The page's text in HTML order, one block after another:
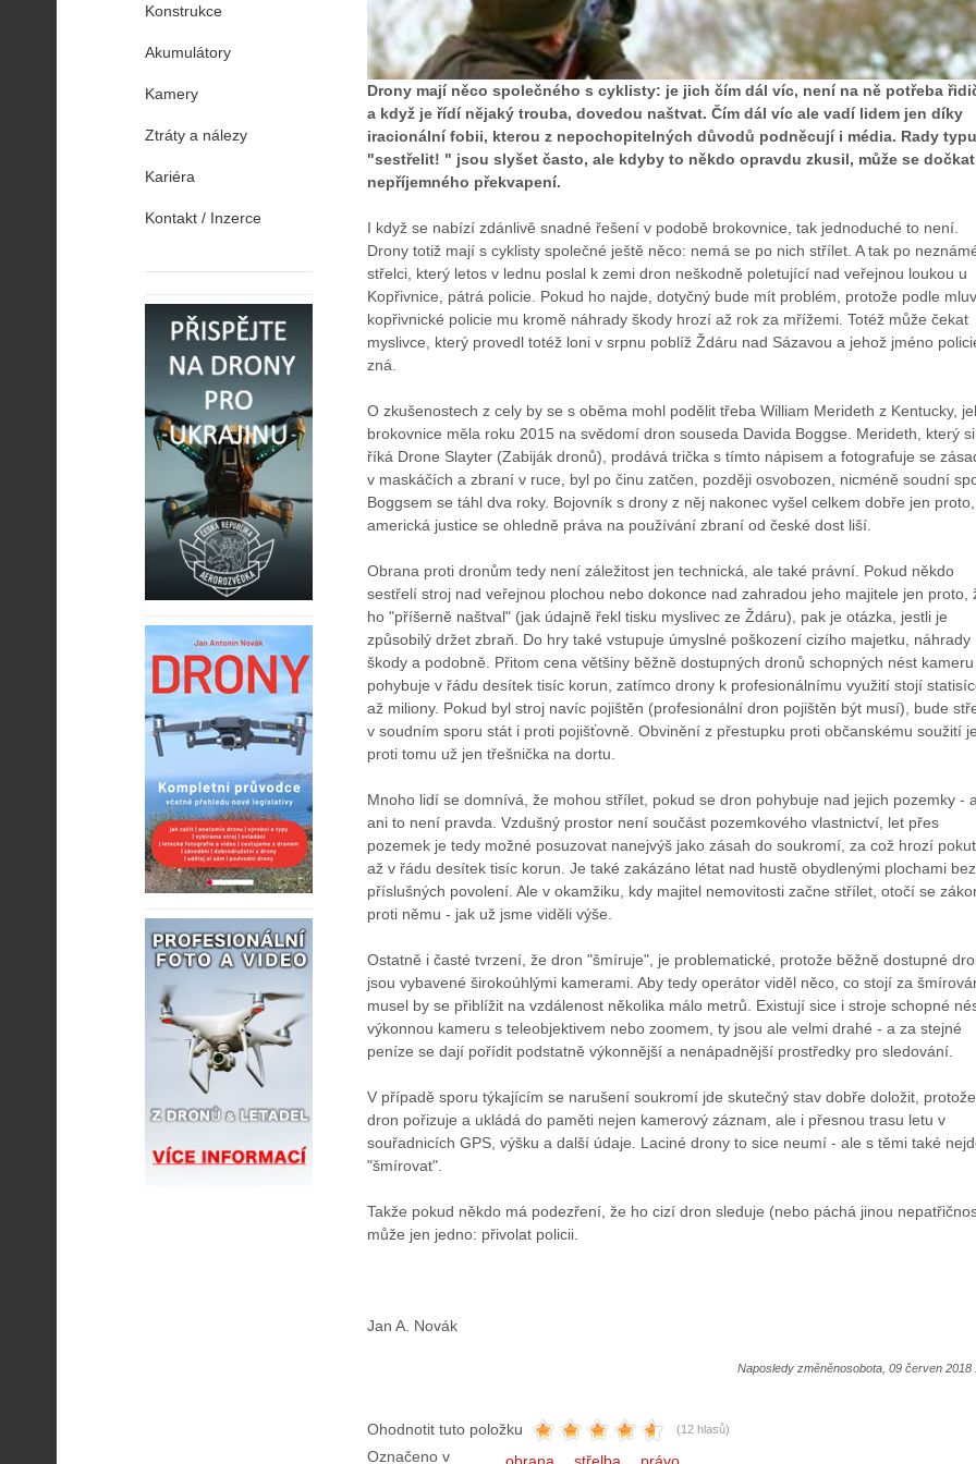
Drony mají něco společného s cyklisty: je jich čím dál víc, není na ně potřeba
a když je řídí nějaký trouba, dovedou naštvat. Čím dál víc ale vadí lidem jen díky
iracionální fobii, kterou z nepochopitelných důvodů podněcují i média. Rady typu
"sestřelit! " jsou slyšet často, ale kdyby to někdo opravdu zkusil, může se dočkat
nepříjemného překvapení.
I když se nabízí zdánlivě snadné řešení v podobě brokovnice, tak jednoduché to není.
Drony totiž mají s cyklisty společné ještě něco: nemá se po nich střílet. A tak po
střelci, který letos v lednu poslal k zemi dron neškodně poletující nad veřejnou loukou u
Kopřivnice, pátrá policie. Pokud ho najde, dotyčný bude mít problém, protože podle
kopřivnické policie mu kromě náhrady škody hrozí až rok za mřížemi. Totéž může čekat
myslivce, který provedl totéž loni v srpnu poblíž Ždáru nad Sázavou a jehož jméno
zná.
O zkušenostech z cely by se s oběma mohl podělit třeba William Merideth z Kentucky,
brokovnice měla roku 2015 na svědomí dron souseda Davida Boggse. Merideth, který si
říká Drone Slayter (Zabiják dronů), prodává trička s tímto nápisem a fotografuje se
v maskáčích a zbraní v ruce, byl po činu zatčen, později osvobozen, nicméně soudní
Boggsem se táhl dva roky. Bojovník s drony z něj nakonec vyšel celkem dobře jen
americká justice se ohledně práva na používání zbraní od české dost liší.
Obrana proti dronům tedy není záležitost jen technická, ale také právní. Pokud někdo
sestřelí stroj nad veřejnou plochou nebo dokonce nad zahradou jeho majitele jen proto,
ho "příšerně naštval" (jak údajně řekl tisku myslivec ze Ždáru), pak je otázka, jestli je
způsobilý držet zbraň. Do hry také vstupuje úmyslné poškození cizího majetku, náhrady
škody a podobně. Přitom cena většiny běžně dostupných dronů schopných nést kameru
pohybuje v řádu desítek tisíc korun, zatímco drony k profesionálnímu využití stojí
až miliony. Pokud byl stroj navíc pojištěn (profesionální dron pojištěn být musí), bude
v soudním sporu stát i proti pojišťovně. Obvinění z přestupku proti občanskému soužití je
proti tomu už jen třešnička na dortu.
Mnoho lidí se domnívá, že mohou střílet, pokud se dron pohybuje nad jejich pozemky -
ani to není pravda. Vzdušný prostor není součást pozemkového vlastnictví, let přes
pozemek je tedy možné posuzovat nanejvýš jako zásah do soukromí, za což hrozí
až v řádu desítek tisíc korun. Je také zakázáno létat nad hustě obydlenými plochami bez
příslušných povolení. Ale v okamžiku, kdy majitel nemovitosti začne střílet, otočí se
proti němu - jak už jsme viděli výše.
Ostatně i časté tvrzení, že dron "šmíruje", je problematické, protože běžně dostupné
jsou vybavené širokoúhlými kamerami. Aby tedy operátor viděl něco, co stojí za
musel by se přiblížit na vzdálenost několika málo metrů. Existují sice i stroje schopné
výkonnou kameru s teleobjektivem nebo zoomem, ty jsou ale velmi drahé - a za stejné
peníze se dají pořídit podstatně výkonnější a nenápadnější prostředky pro sledování.
V případě sporu týkajícím se narušení soukromí jde skutečný stav dobře doložit, protože
dron pořizuje a ukládá do paměti nejen kamerový záznam, ale i přesnou trasu letu v
souřadnicích GPS, výšku a další údaje. Laciné drony to sice neumí - ale s těmi také
"šmírovat".
Takže pokud někdo má podezření, že ho cizí dron sleduje (nebo páchá jinou
může jen jedno: přivolat policii.
Jan A. Novák
Naposledy změněnosobota, 09 červen 2018
Ohodnotit tuto položku (12 hlasů)
Označeno v obrana střelba právo
Konstrukce
Akumulátory
Kamery
Ztráty a nálezy
Kariéra
Kontakt / Inzerce